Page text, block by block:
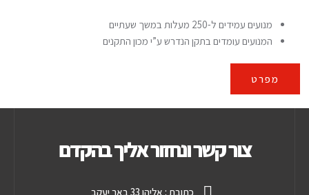
מנועים עמידים ל-250 מעלות במשך שעתיים
המנועים עומדים בתקן הנדרש ע”י מכון התקנים
מפרט
צור קשר ונחזור אליך בהקדם
כתובת : אליהו 33 באר יעקב